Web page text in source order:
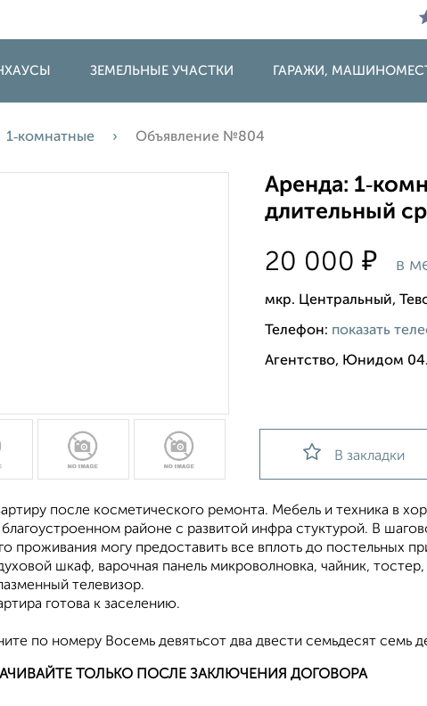
ЗЕМЕЛЬНЫЕ УЧАСТКИ ГАРАЖИ,
1‑комнатные Объявление №804
Аренда:
длительный
20 000₽ в
мкр. Центральный,
Телефон: показать
Агентство, Юнидом
В закладки
после косметического ремонта. Мебель и техника в
районе с развитой инфра стуктурой. В
проживания могу предоставить все вплоть до постельных
шкаф, варочная панель микроволновка, чайник,
телевизор.
готова к заселению.
по номеру Восемь девятьсот два двести семьдесят семь
ТОЛЬКО ПОСЛЕ ЗАКЛЮЧЕНИЯ ДОГОВОРА